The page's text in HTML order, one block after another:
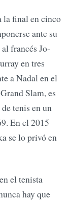
la final en cinco
ante su
francés Jo-
en tres
a Nadal en el
Slam, es
tenis en un
En el 2015
se lo privó en
el tenista
hay que